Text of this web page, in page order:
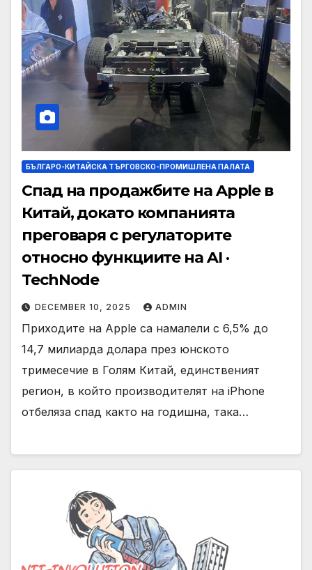
БЪЛГАРО-КИТАЙСКА ТЪРГОВСКО-ПРОМИШЛЕНА ПАЛАТА
Спад на продажбите на Apple в
Китай, докато компанията
преговаря с регулаторите
относно функциите на AI ·
TechNode
DECEMBER 10, 2025 ADMIN
Приходите на Apple са намалели с 6,5% до
14,7 милиарда долара през юнското
тримесечие в Голям Китай, единственият
регион, в който производителят на iPhone
отбеляза спад както на годишна, така…